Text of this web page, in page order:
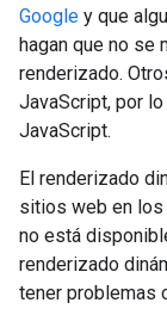
Google y que
hagan que no se
renderizado.
JavaScript, por
JavaScript.
El renderizado
sitios web en los
no está
renderizado
tener problemas